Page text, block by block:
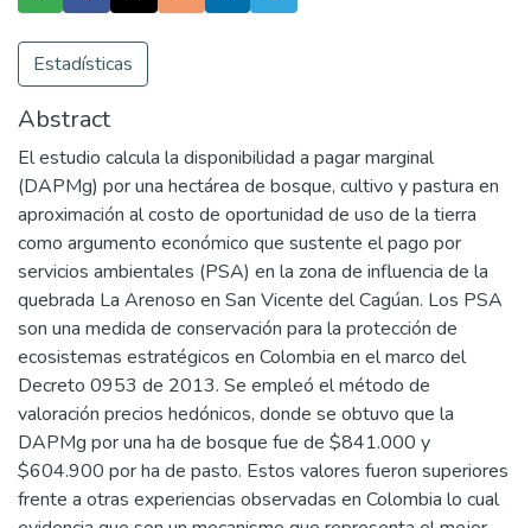
Estadísticas
Abstract
El estudio calcula la disponibilidad a pagar marginal
(DAPMg) por una hectárea de bosque, cultivo y pastura en
aproximación al costo de oportunidad de uso de la tierra
como argumento económico que sustente el pago por
servicios ambientales (PSA) en la zona de influencia de la
quebrada La Arenoso en San Vicente del Cagúan. Los PSA
son una medida de conservación para la protección de
ecosistemas estratégicos en Colombia en el marco del
Decreto 0953 de 2013. Se empleó el método de
valoración precios hedónicos, donde se obtuvo que la
DAPMg por una ha de bosque fue de $841.000 y
$604.900 por ha de pasto. Estos valores fueron superiores
frente a otras experiencias observadas en Colombia lo cual